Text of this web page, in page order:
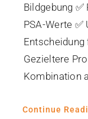
Bildgebung
PSA-Werte
Entscheidung
Gezieltere
Kombination
Continue